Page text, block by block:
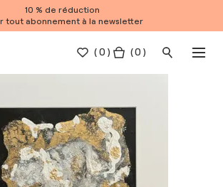
10 % de réduction
tout abonnement à la newsletter
(0 ) ( 0 )